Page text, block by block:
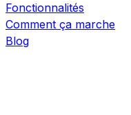
Fonctionnalités
Comment ça marche
Blog